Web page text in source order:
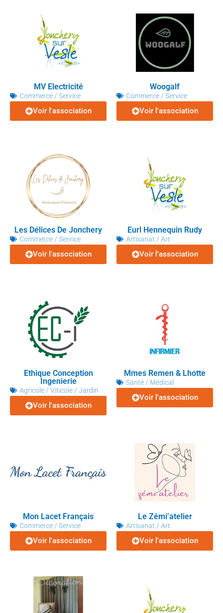
MV Electricité
Commerce / Service
Voir l'association
Woogalf
Commerce / Service
Voir l'association
Les Délices De Jonchery
Commerce / Service
Voir l'association
Eurl Hennequin Rudy
Artisanat / Art
Voir l'association
Ethique Conception
Ingenierie
Agricole / Viticole / Jardin
Voir l'association
Mmes Remen & Lhotte
Santé / Médical
Voir l'association
Mon Lacet Français
Commerce / Service
Voir l'association
Le Zémi’atelier
Artisanat / Art
Voir l'association